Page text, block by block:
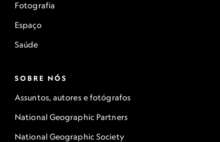
Fotografia
Espaço
Saúde
SOBRE NÓS
Assuntos, autores e fotógrafos
National Geographic Partners
National Geographic Society